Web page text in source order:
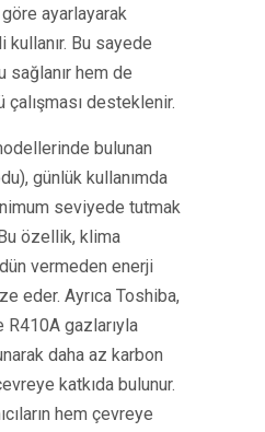
göre ayarlayarak
Bu sayede
sağlanır hem de
çalışması desteklenir.
bulunan
günlük kullanımda
seviyede tutmak
özellik, klima
vermeden enerji
eder. Ayrıca Toshiba,
gazlarıyla
daha az karbon
katkıda bulunur.
hem çevreye